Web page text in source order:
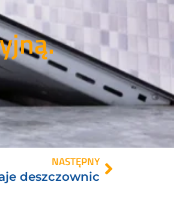
NASTĘPNY
deszczownic